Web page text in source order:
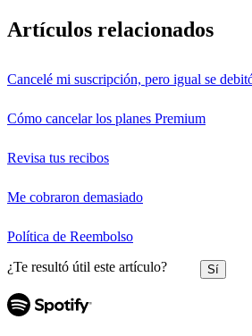
Artículos relacionados
Cancelé mi suscripción, pero igual se
Cómo cancelar los planes Premium
Revisa tus recibos
Me cobraron demasiado
Política de Reembolso
¿Te resultó útil este artículo? Sí